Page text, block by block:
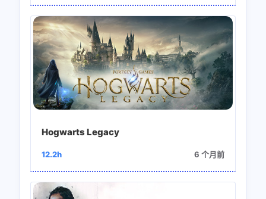
Hogwarts Legacy
12.2h 6 个月前